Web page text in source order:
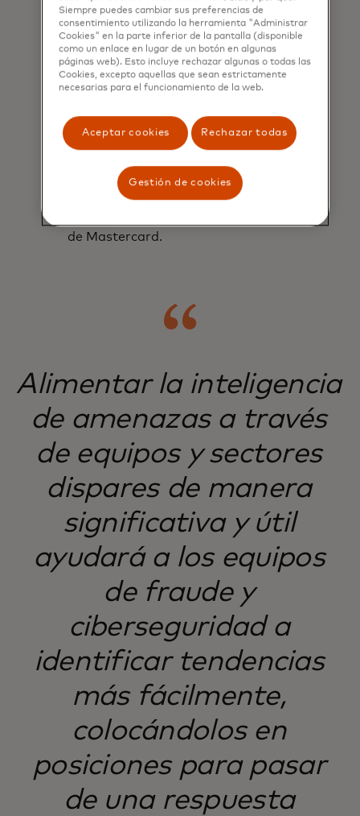
Mejorá la postura de
seguridad con una
respuesta dirigida a las
amenazas
Adaptá las defensas contra las
tácticas de amenaza en evolución y
minimizá el impacto del fraude a
través de los conocimientos de la
de Mastercard.
Alimentar la inteligencia
de amenazas a través
de equipos y sectores
dispares de manera
significativa y útil
ayudará a los equipos
de fraude y
ciberseguridad a
identificar tendencias
más fácilmente,
colocándolos en
posiciones para pasar
de una respuesta
Siempre puedes cambiar sus preferencias de
consentimiento utilizando la herramienta "Administrar
Cookies" en la parte inferior de la pantalla (disponible
como un enlace en lugar de un botón en algunas
páginas web). Esto incluye rechazar algunas o todas las
Cookies, excepto aquellas que sean estrictamente
necesarias para el funcionamiento de la web.
Aceptar cookies Rechazar todas
Gestión de cookies